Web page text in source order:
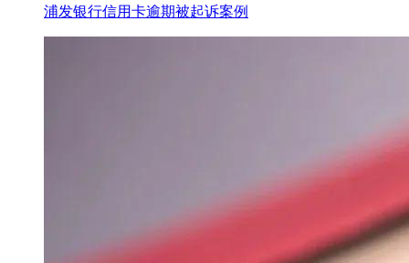
浦发银行信用卡逾期被起诉案例